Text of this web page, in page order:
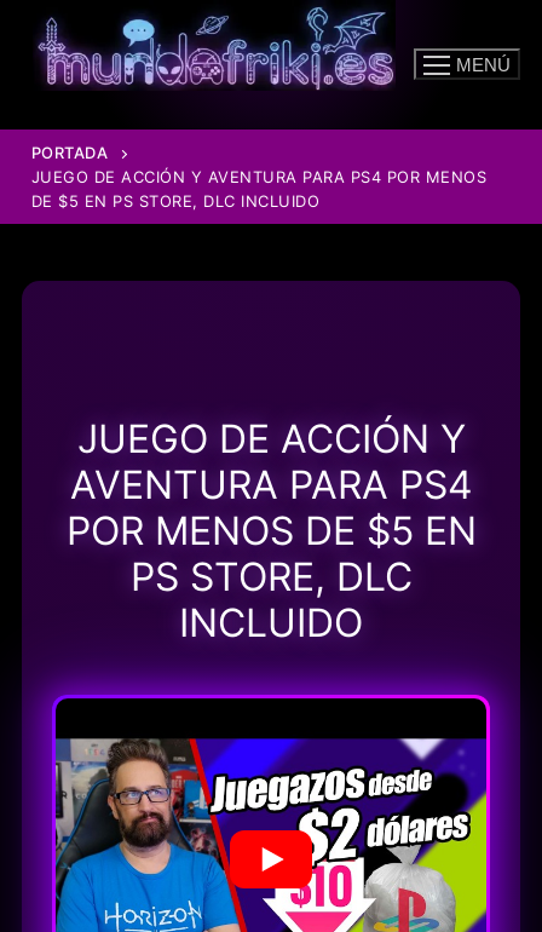
contenido
MENÚ
PORTADA
JUEGO DE ACCIÓN Y AVENTURA PARA PS4 POR MENOS
DE $5 EN PS STORE, DLC INCLUIDO
JUEGO DE ACCIÓN Y
AVENTURA PARA PS4
POR MENOS DE $5 EN
PS STORE, DLC
INCLUIDO